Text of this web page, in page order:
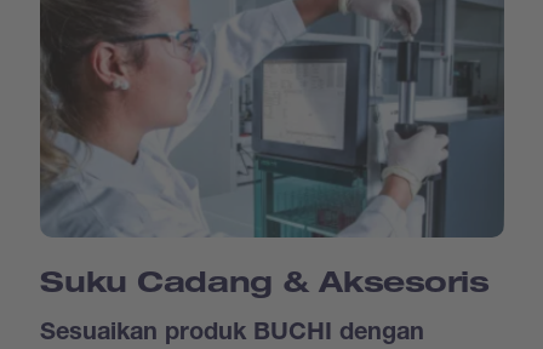
Suku Cadang & Aksesoris
Sesuaikan produk BUCHI dengan